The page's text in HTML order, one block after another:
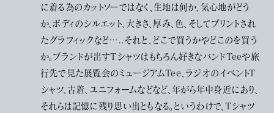
に着る為のカットソーではなく、生地は何か、気心地がどう
か、ボディのシルエット、大きさ、厚み、色、そしてプリントされ
たグラフィックなど…..それと、どこで買うかやどこのを買う
か。ブランドが出すTシャツはもちろん好きなバンドTeeや旅
行先で見た展覧会のミュージアムTee、ラジオのイベントT
シャツ、古着、ユニフォームなどなど、年がら年中身近にあり、
それらは記憶に残り思い出ともなる。というわけで、Tシャツ